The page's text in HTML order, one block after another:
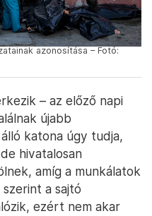
azonosítása – Fotó:
– az előző napi
újabb
katona úgy tudja,
hivatalosan
amíg a munkálatok
a sajtó
ezért nem akar